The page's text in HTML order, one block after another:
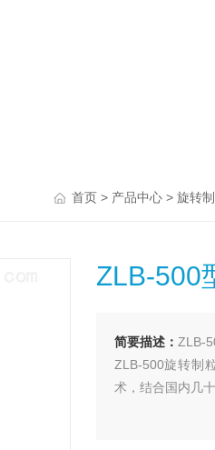
首页> 产品中心> 旋转
ZLB-500
简要描述： ZLB-
ZLB-500旋转制
术，结合国内几